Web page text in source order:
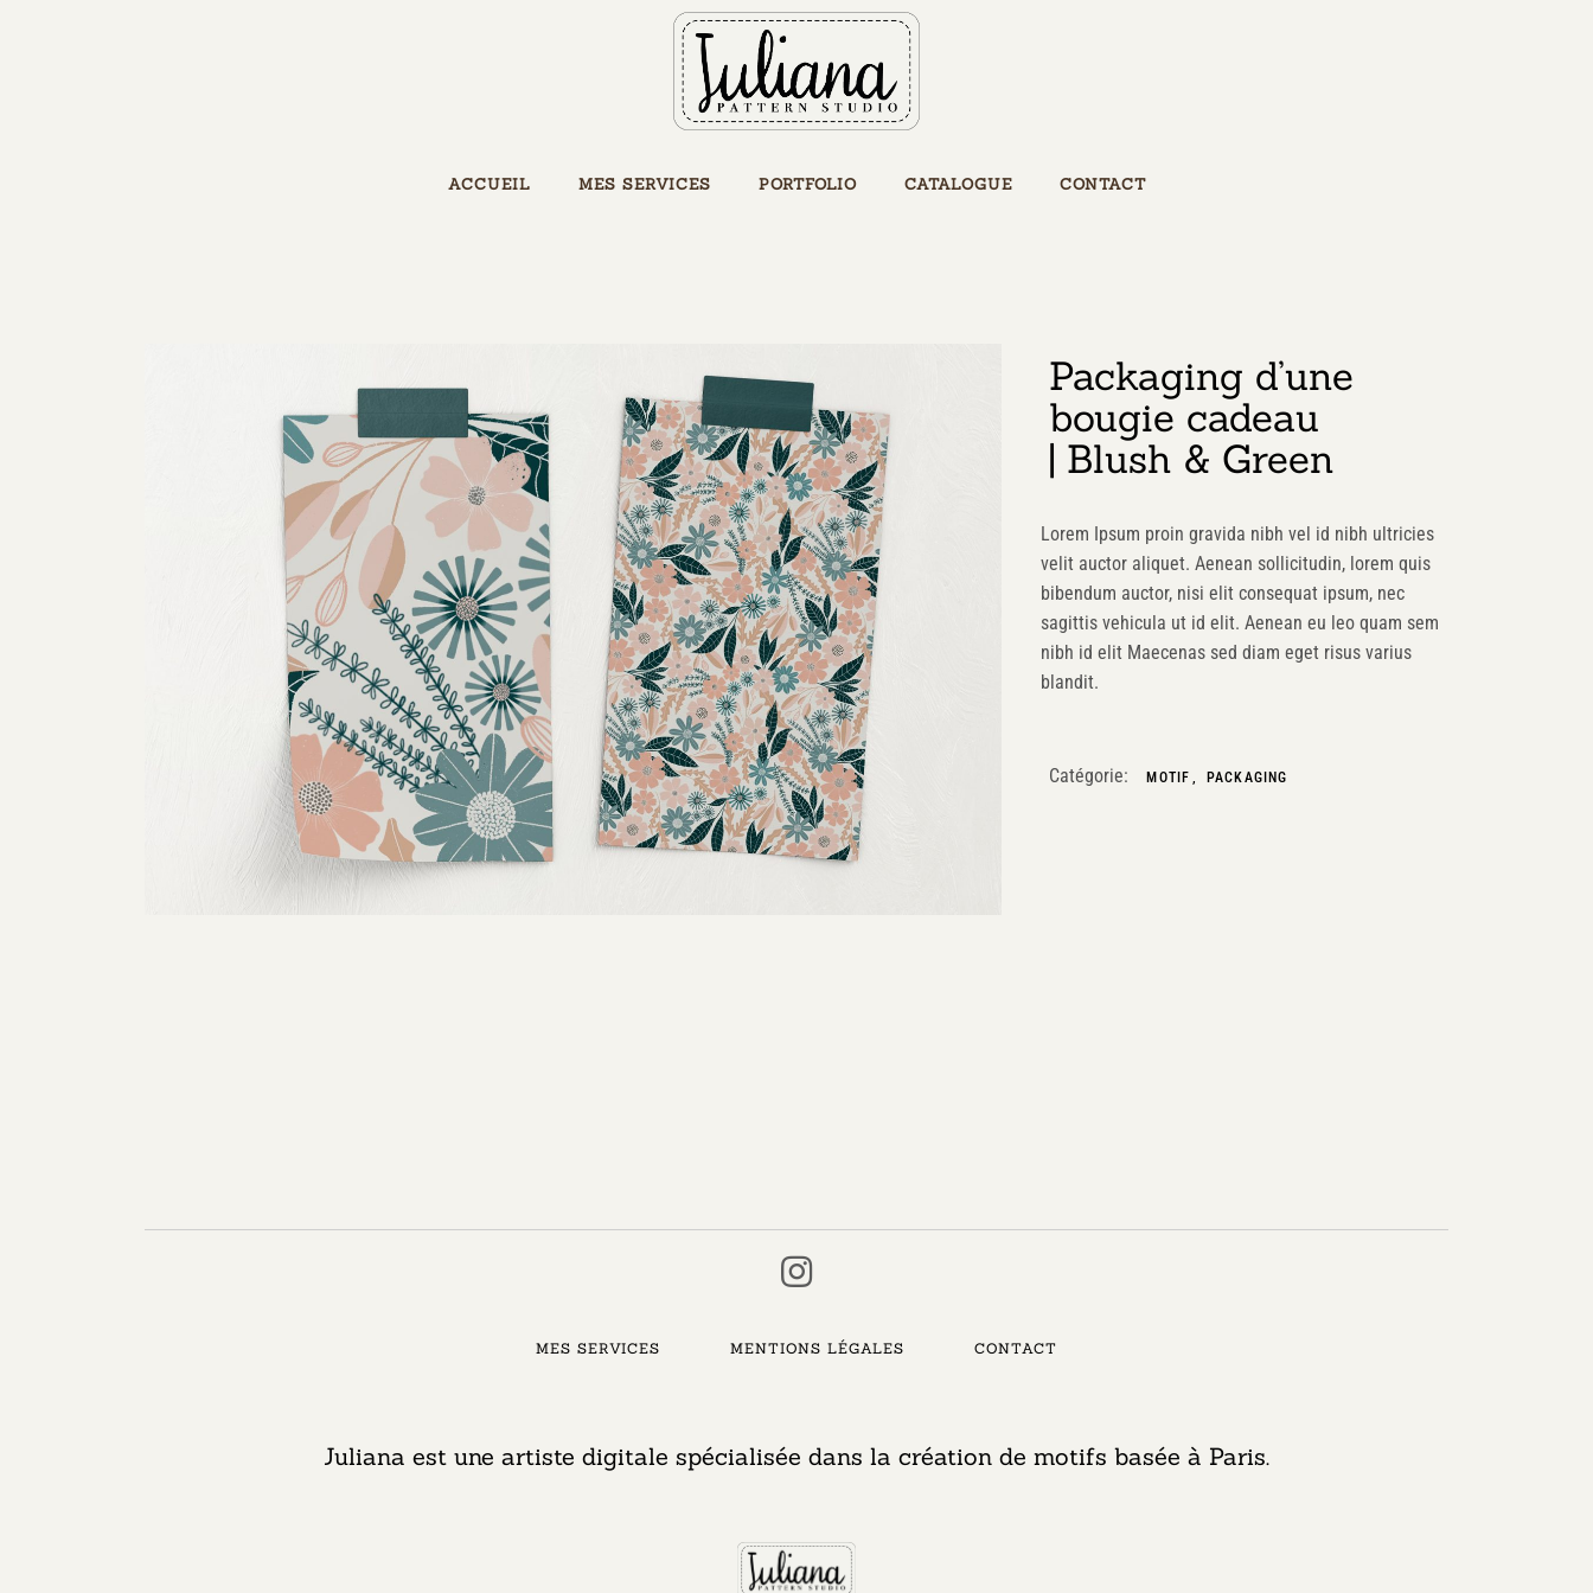
ACCUEIL MES SERVICES PORTFOLIO CATALOGUE CONTACT
Packaging d’une
bougie cadeau
| Blush & Green
Lorem Ipsum proin gravida nibh vel id nibh ultricies
velit auctor aliquet. Aenean sollicitudin, lorem quis
bibendum auctor, nisi elit consequat ipsum, nec
sagittis vehicula ut id elit. Aenean eu leo quam sem
nibh id elit Maecenas sed diam eget risus varius
blandit.
Catégorie: MOTIF PACKAGING
MES SERVICES MENTIONS LÉGALES CONTACT
Juliana est une artiste digitale spécialisée dans la création de motifs basée à Paris.